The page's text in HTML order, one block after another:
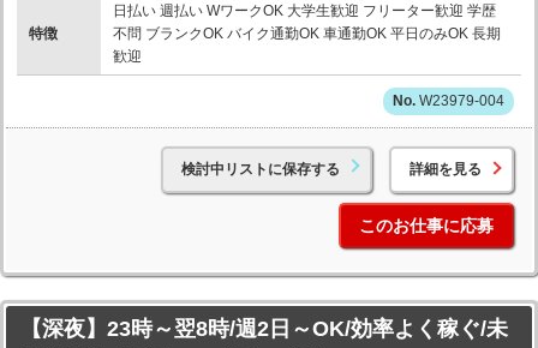
特徴
日払い 週払い WワークOK 大学生歓迎 フリーター歓迎 学歴
不問 ブランクOK バイク通勤OK 車通勤OK 平日のみOK 長期
歓迎
W23979-004
検討中リストに保存する 詳細を見る
このお仕事に応募
【深夜】23時～翌8時/週2日～OK/効率よく稼ぐ/未